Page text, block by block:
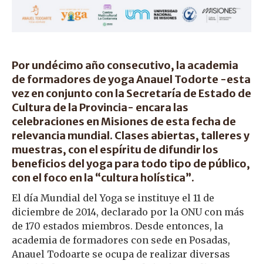
Por undécimo año consecutivo, la academia
de formadores de yoga Anauel Todorte -esta
vez en conjunto con la Secretaría de Estado de
Cultura de la Provincia- encara las
celebraciones en Misiones de esta fecha de
relevancia mundial. Clases abiertas, talleres y
muestras, con el espíritu de difundir los
beneficios del yoga para todo tipo de público,
con el foco en la “cultura holística”.
El día Mundial del Yoga se instituye el 11 de
diciembre de 2014, declarado por la ONU con más
de 170 estados miembros. Desde entonces, la
academia de formadores con sede en Posadas,
Anauel Todoarte se ocupa de realizar diversas